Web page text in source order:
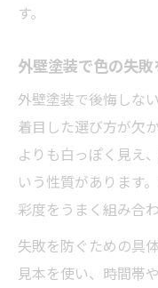
す。
外壁塗装で色の失
外壁塗装で後悔しな
着目した選び方が欠
よりも白っぽく見え
いう性質があります
彩度をうまく組み合
失敗を防ぐための具
見本を使い、時間帯